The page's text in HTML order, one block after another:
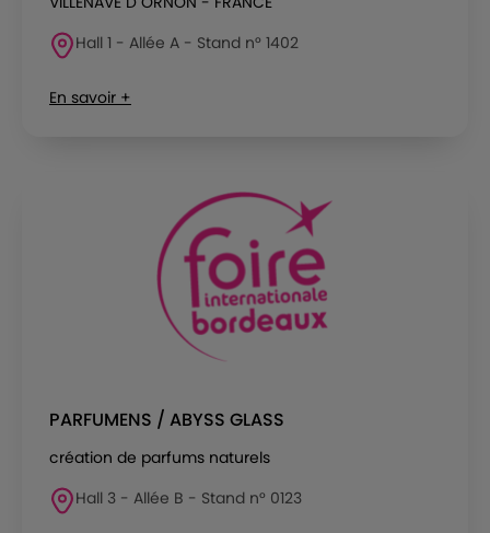
Hall 1 - Allée A - Stand n° 1402
En savoir +
PARFUMENS / ABYSS GLASS
création de parfums naturels
Hall 3 - Allée B - Stand n° 0123